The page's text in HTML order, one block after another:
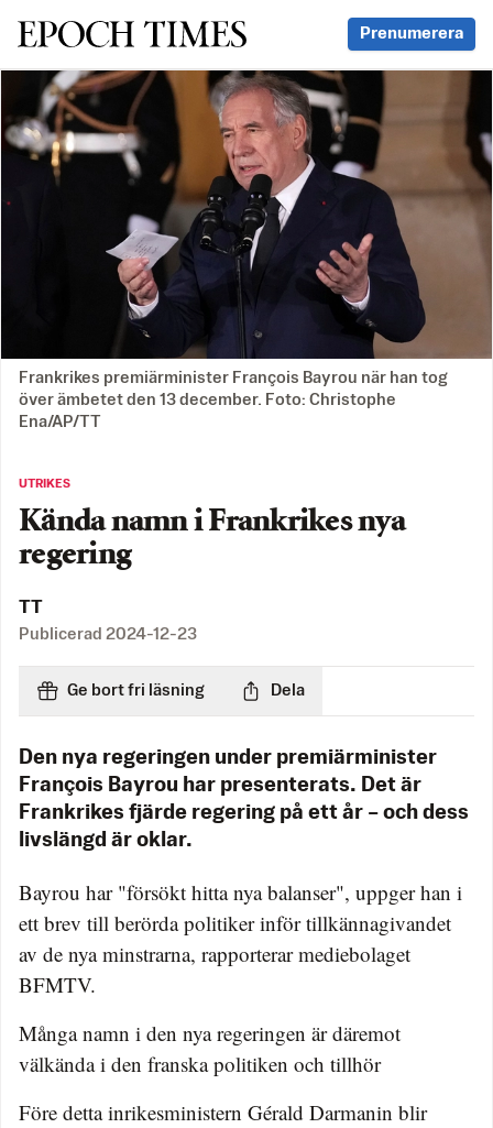
Svenska Epoch Times Prenumerera
Frankrikes premiärminister François Bayrou när han tog
över ämbetet den 13 december. Foto: Christophe
Ena/AP/TT
UTRIKES
Kända namn i Frankrikes nya
regering
TT
Publicerad 2024-12-23
Ge bort fri läsning Dela
Den nya regeringen under premiärminister
François Bayrou har presenterats. Det är
Frankrikes fjärde regering på ett år – och dess
livslängd är oklar.
Bayrou har "försökt hitta nya balanser", uppger han i
ett brev till berörda politiker inför tillkännagivandet
av de nya minstrarna, rapporterar mediebolaget
BFMTV.
Många namn i den nya regeringen är däremot
välkända i den franska politiken och tillhör
Före detta inrikesministern Gérald Darmanin blir